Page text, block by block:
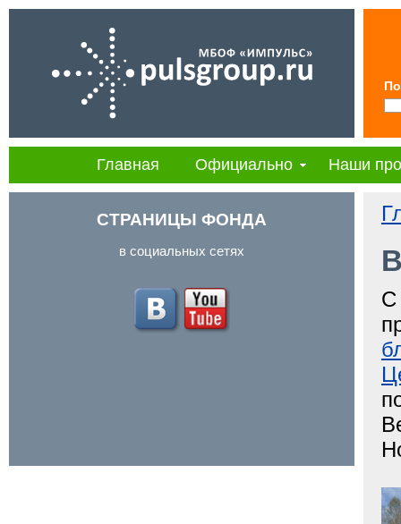
Главная Официально Наши
СТРАНИЦЫ ФОНДА
в социальных сетях
С